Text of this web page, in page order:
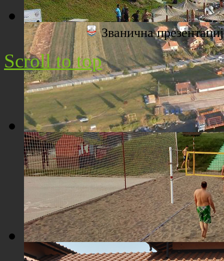
Плажа "Топољар" - Поглед са торња
Плажа "Топољар" - Поглед из ваздуха
Плажа "Топољар" - Терени на песку
Званична
Scroll to top